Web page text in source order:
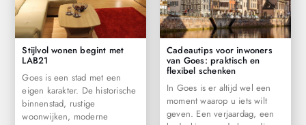
Stijlvol wonen begint met
LAB21
Goes is een stad met een
eigen karakter. De historische
binnenstad, rustige
woonwijken, moderne
Cadeautips voor inwoners
van Goes: praktisch en
flexibel schenken
In Goes is er altijd wel een
moment waarop u iets wilt
geven. Een verjaardag, een